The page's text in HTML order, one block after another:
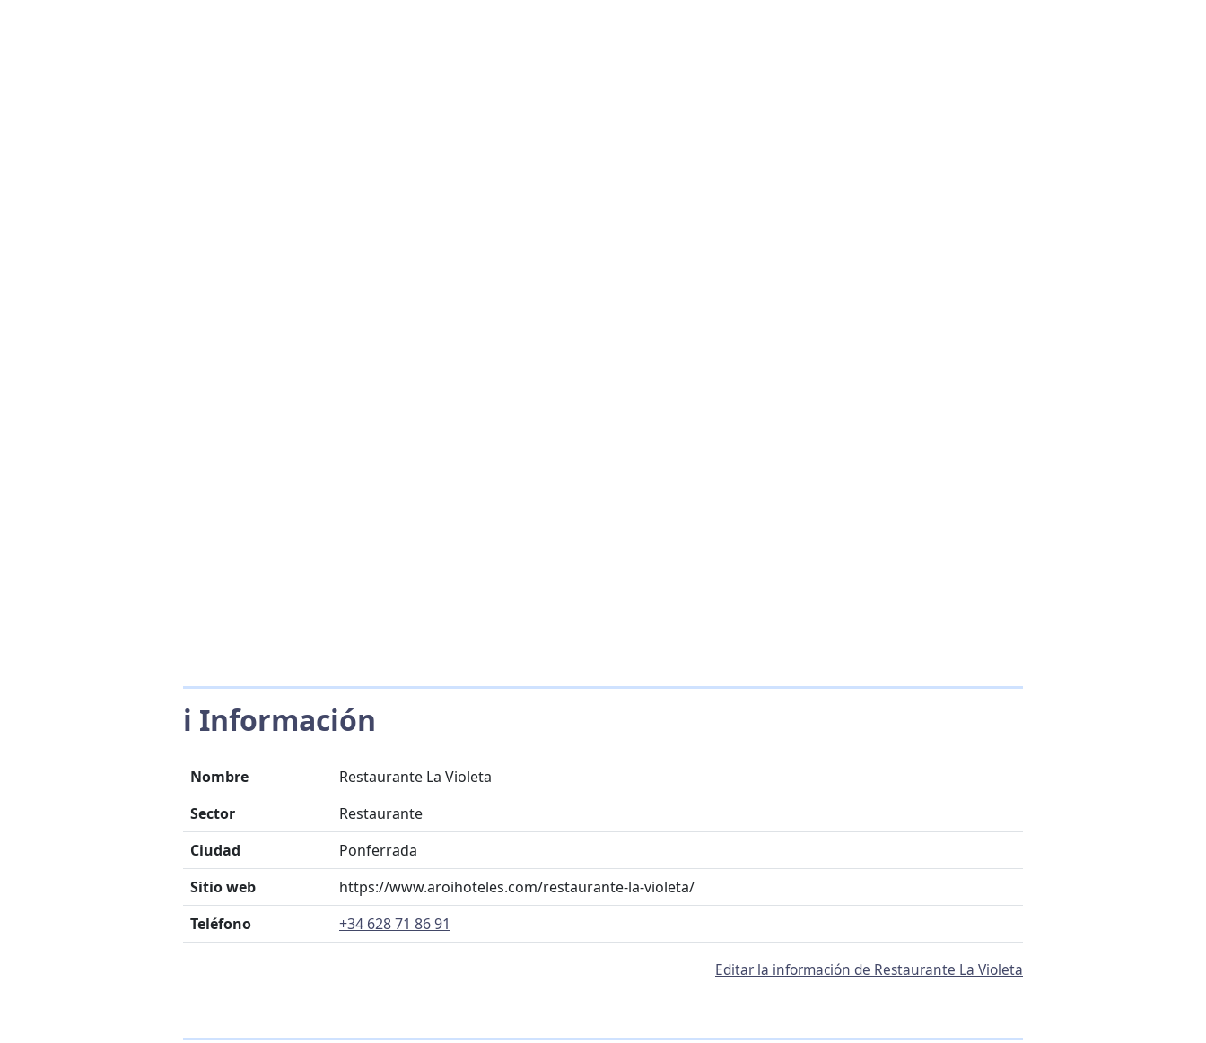
ℹ️ Información
Nombre
Restaurante La Violeta
Sector
Restaurante
Ciudad
Ponferrada
Sitio web
https://www.aroihoteles.com/restaurante-la-violeta/
Teléfono
+34 628 71 86 91
Editar la información de Restaurante La Violeta